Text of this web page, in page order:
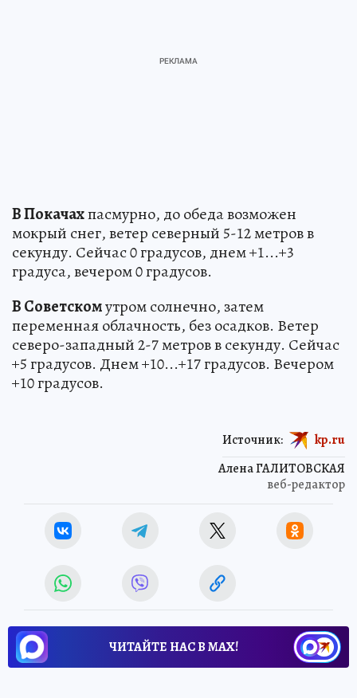
В Покачахпасмурно, до обеда возможен
мокрый снег, ветер северный 5-12 метров в
секунду. Сейчас 0 градусов, днем +1...+3
градуса, вечером 0 градусов.
В Советскомутром солнечно, затем
переменная облачность, без осадков. Ветер
северо-западный 2-7 метров в секунду. Сейчас
+5 градусов. Днем +10...+17 градусов. Вечером
+10 градусов.
Алена ГАЛИТОВСКАЯ
веб-редактор
Источник: kp.ru
ЧИТАЙТЕ НАС В МАХ!